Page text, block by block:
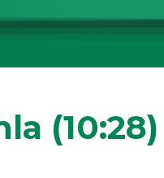
(10:28)